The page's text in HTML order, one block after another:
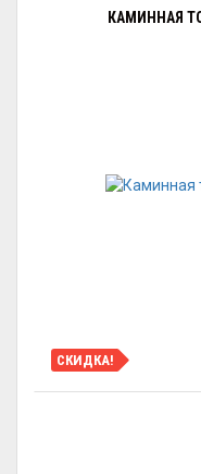
КАМИННАЯ
СКИДКА!